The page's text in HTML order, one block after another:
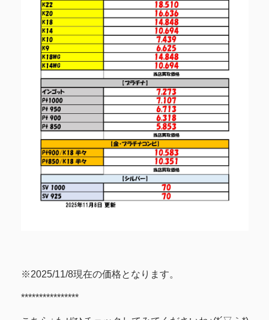
※2025/11/8現在の価格となります。
****************